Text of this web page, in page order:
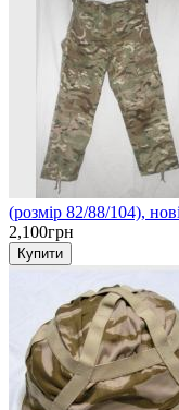
(розмір 82/88/104), нові
2,100грн